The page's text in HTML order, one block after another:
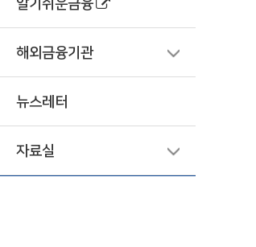
알기쉬운금융
해외금융기관
뉴스레터
자료실